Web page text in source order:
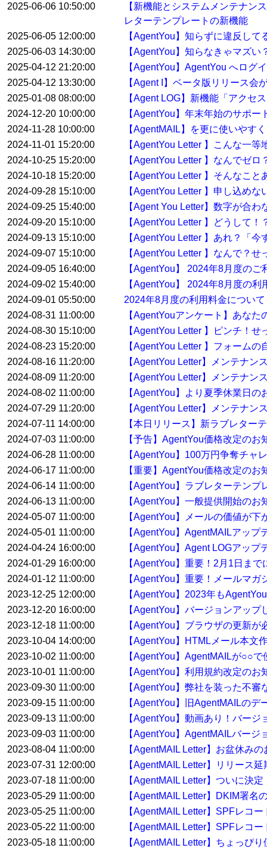
2025-06-06 10:50:00
【新機能とシステムメンテナン
レターテンプレートの新機能
2025-06-05 12:00:00
【AgentYou】知らずに違反し
2025-06-03 14:30:00
【AgentYou】知らなきゃマズ
2025-04-12 21:20:00
【AgentYou】AgentYou へログ
2025-04-12 13:30:00
【Agent I】ベータ版リリース会
2025-01-08 08:00:00
【Agent LOG】新機能「アクセ
2024-12-20 10:00:00
【AgentYou】年末年始のサポー
2024-11-28 10:00:00
【AgentMAIL】を更に使いやす
2024-11-01 15:20:00
【AgentYou Letter 】こんな一
2024-10-25 15:20:00
【AgentYou Letter 】なんでゼ
2024-10-18 15:20:00
【AgentYou Letter 】そんなこ
2024-09-28 15:10:00
【AgentYou Letter 】申し込め
2024-09-25 15:40:00
【Agent You Letter】数字が合
2024-09-20 15:10:00
【AgentYou Letter 】どうして
2024-09-13 15:10:00
【AgentYou Letter 】あれ？「
2024-09-07 15:10:00
【AgentYou Letter 】なんで？
2024-09-05 16:40:00
【AgentYou】 2024年8月度の
2024-09-02 15:40:00
【AgentYou】 2024年8月度の
2024-09-01 05:50:00
2024年8月度の利用料金について
2024-08-31 11:00:00
【AgentYouアンケート】あな
2024-08-30 15:10:00
【AgentYou Letter 】ピンチ！
2024-08-23 15:20:00
【AgentYou Letter 】フォーム
2024-08-16 11:20:00
【AgentYou Letter】メンテナン
2024-08-09 11:20:00
【AgentYou Letter】メンテナン
2024-08-02 11:00:00
【AgentYou】より夏季休業日の
2024-07-29 11:20:00
【AgentYou Letter】メンテナン
2024-07-11 14:00:00
【本日リリース】新ラブレター
2024-07-03 11:00:00
【予告】AgentYou価格改定のお
2024-06-28 11:00:00
【AgentYou】100万円争奪チャ
2024-06-17 11:00:00
【重要】AgentYou価格改定のお
2024-06-14 11:00:00
【AgentYou】ラブレターテン
2024-06-13 11:00:00
【AgentYou】一般提供開始のお
2024-05-07 11:00:00
【AgentYou】メールの価値が
2024-05-01 11:00:00
【AgentYou】AgentMAILアップ
2024-04-24 16:00:00
【AgentYou】Agent LOGアップ
2024-01-29 16:00:00
【AgentYou】重要！2月1日ま
2024-01-12 11:00:00
【AgentYou】重要！メールマ
2023-12-25 12:00:00
【AgentYou】2023年も
2023-12-20 16:00:00
【AgentYou】バージョンアッ
2023-12-18 11:00:00
【AgentYou】ブラウザの更新が
2023-10-04 14:00:00
【AgentYou】HTMLメール本文
2023-10-02 11:00:00
【AgentYou】AgentMAILが○○
2023-10-01 11:00:00
【AgentYou】利用規約改定のお
2023-09-30 11:00:00
【AgentYou】弊社を装った不
2023-09-15 11:00:00
【AgentYou】旧AgentMAILの
2023-09-13 11:00:00
【AgentYou】動画あり！バー
2023-09-03 11:00:00
【AgentYou】AgentMAILバー
2023-08-04 11:00:00
【AgentMAIL Letter】お盆休み
2023-07-31 12:00:00
【AgentMAIL Letter】リリース
2023-07-18 11:00:00
【AgentMAIL Letter】ついに決
2023-05-29 11:00:00
【AgentMAIL Letter】DKIM署
2023-05-25 11:00:00
【AgentMAIL Letter】SPFレコ
2023-05-22 11:00:00
【AgentMAIL Letter】SPFレコ
2023-05-18 11:00:00
【AgentMAIL Letter】ちょっぴ